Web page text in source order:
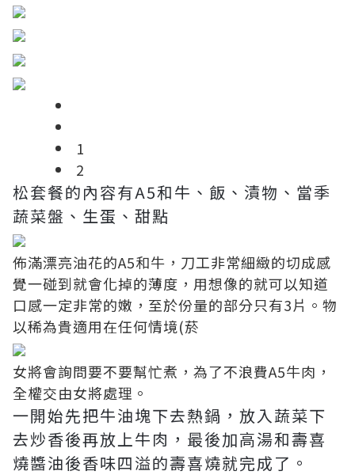
1
2
松套餐的內容有A5和牛、飯、漬物、當季
蔬菜盤、生蛋、甜點
佈滿漂亮油花的A5和牛，刀工非常細緻的切成感
覺一碰到就會化掉的薄度，用想像的就可以知道
口感一定非常的嫩，至於份量的部分只有3片。物
以稀為貴適用在任何情境(菸
女將會詢問要不要幫忙煮，為了不浪費A5牛肉，
全權交由女將處理。
一開始先把牛油塊下去熱鍋，放入蔬菜下
去炒香後再放上牛肉，最後加高湯和壽喜
燒醬油後香味四溢的壽喜燒就完成了。